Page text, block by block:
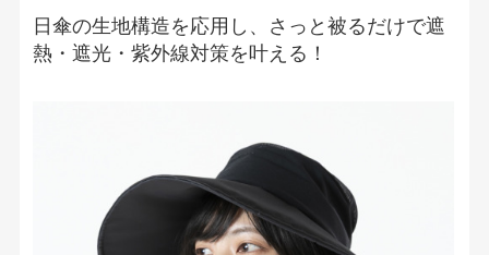
日傘の生地構造を応用し、さっと被るだけで遮
熱・遮光・紫外線対策を叶える！